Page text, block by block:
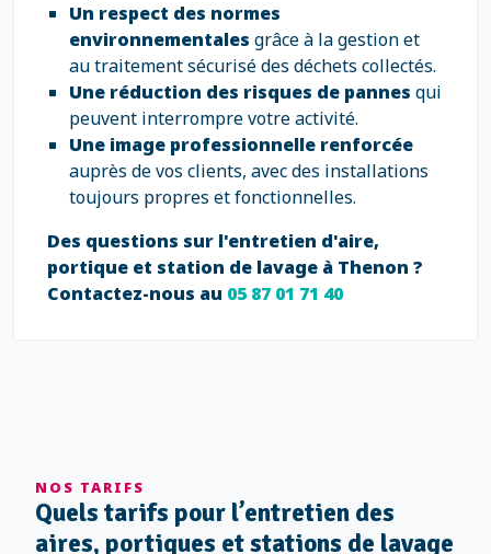
Un respect des normes
environnementales grâce à la gestion et
au traitement sécurisé des déchets collectés.
Une réduction des risques de pannes qui
peuvent interrompre votre activité.
Une image professionnelle renforcée
auprès de vos clients, avec des installations
toujours propres et fonctionnelles.
Des questions sur l'entretien d'aire,
portique et station de lavage à Thenon ?
Contactez-nous au 05 87 01 71 40
NOS TARIFS
Quels tarifs pour l’entretien des
aires, portiques et stations de lavage